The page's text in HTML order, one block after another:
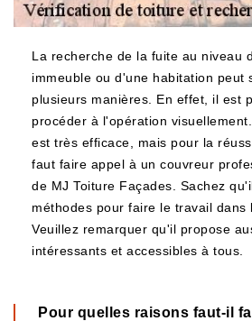
La recherche de la fuite au niveau
immeuble ou d'une habitation peut
plusieurs manières. En effet, il est
procéder à l'opération
est très efficace, mais pour la
faut faire appel à un couvreur
de MJ Toiture Façades. Sachez
méthodes pour faire le travail dans
Veuillez remarquer qu'il propose
intéressants et accessibles à tous.
Pour quelles raisons faut-il